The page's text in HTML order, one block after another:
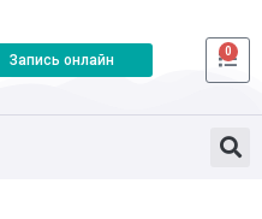
Запись онлайн
0